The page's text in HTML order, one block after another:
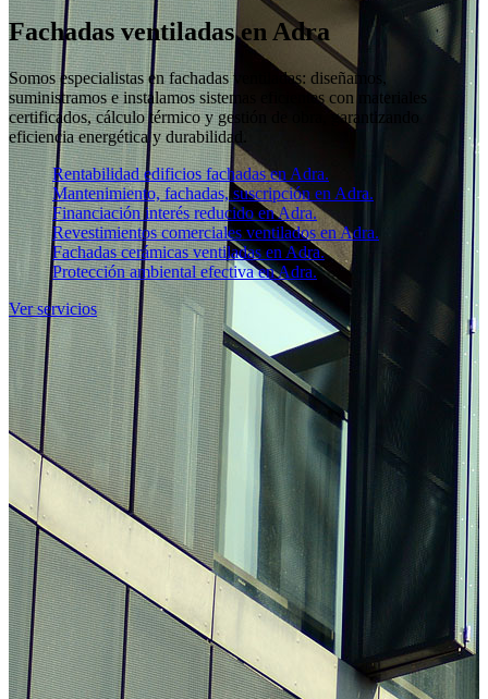
Fachadas ventiladas en Adra
Somos especialistas en fachadas ventiladas: diseñamos,
suministramos e instalamos sistemas eficientes con materiales
certificados, cálculo térmico y gestión de obra, garantizando
eficiencia energética y durabilidad.
Rentabilidad edificios fachadas en Adra.
Mantenimiento, fachadas, suscripción en Adra.
Financiación interés reducido en Adra.
Revestimientos comerciales ventilados en Adra.
Fachadas cerámicas ventiladas en Adra.
Protección ambiental efectiva en Adra.
Ver servicios